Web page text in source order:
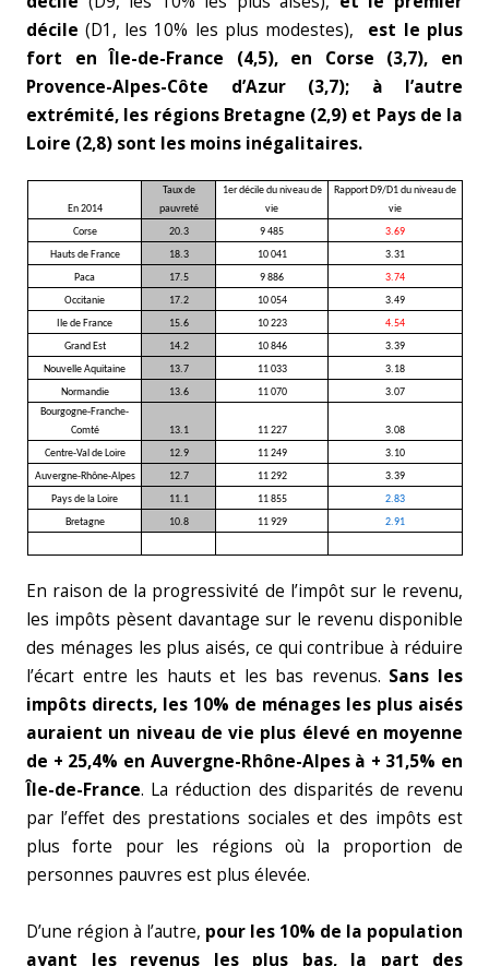
décile (D1, les 10% les plus modestes),
est le plus
fort en Île-de-France (4,5), en Corse (3,7), en
Provence-Alpes-Côte d’Azur(3,7); à l’autre
extrémité, les régions Bretagne (2,9) et Pays de la
Loire (2,8) sont les moins inégalitaires.
En 2014
Taux de
pauvreté
1er décile du niveau de
vie
Rapport D9/D1 du niveau de
vie
Corse
20.3 9 485
3.69
Hauts de France
18.3 10 041
3.31
Paca
17.5 9 886
3.74
Occitanie
17.2 10 054
3.49
Ile de France
15.6 10 223
4.54
Grand Est
14.2 10 846
3.39
Nouvelle Aquitaine
13.7 11 033
3.18
Normandie
13.6 11 070
3.07
Bourgogne-Franche-
Comté
13.1 11 227
3.08
Centre-Val de Loire
12.9 11 249
3.10
Auvergne-Rhône-Alpes
12.7 11 292
3.39
Pays de la Loire
11.1 11 855
2.83
Bretagne
10.8 11 929 2.91
En raison de la progressivité de l’impôt sur le revenu,
les impôts pèsent davantage sur le revenu disponible
des ménages les plus aisés, ce qui contribue à réduire
l’écart entre les hauts et les bas revenus. Sans les
impôts directs, les 10% de ménages les plus aisés
auraient un niveau de vie plus élevé en moyenne
de + 25,4% en Auvergne-Rhône-Alpes à + 31,5% en
Île-de-France. La réduction des disparités de revenu
par l’effet des prestations sociales et des impôts est
plus forte pour les régions où la proportion de
personnes pauvres est plus élevée.
D’une région à l’autre, pour les 10% de la population
ayant les revenus les plus bas, la part des